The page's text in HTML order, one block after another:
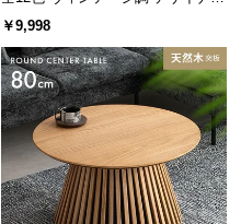
ズシェルチェア
￥9,998